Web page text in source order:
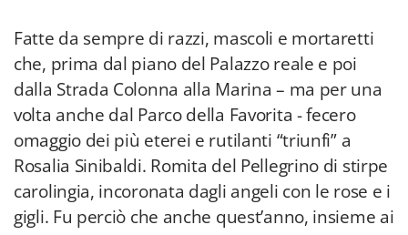
Fatte da sempre di razzi, mascoli e mortaretti
che, prima dal piano del Palazzo reale e poi
dalla Strada Colonna alla Marina – ma per una
volta anche dal Parco della Favorita - fecero
omaggio dei più eterei e rutilanti “triunfi” a
Rosalia Sinibaldi. Romita del Pellegrino di stirpe
carolingia, incoronata dagli angeli con le rose e i
gigli. Fu perciò che anche quest’anno, insieme ai